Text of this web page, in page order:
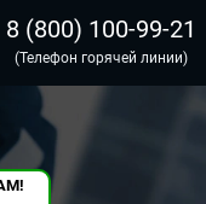
8 (800) 100-99-21
(Телефон горячей линии)